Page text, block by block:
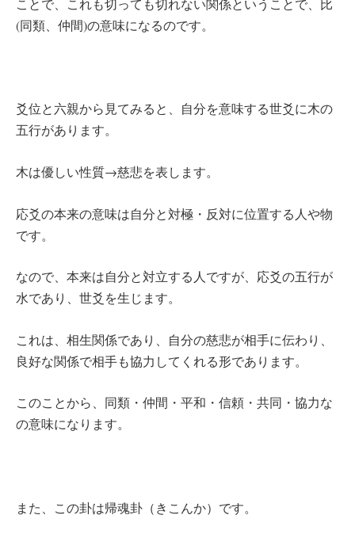
ことで、これも切っても切れない関係ということで、比
(同類、仲間)の意味になるのです。
爻位と六親から見てみると、自分を意味する世爻に木の
五行があります。
木は優しい性質→慈悲を表します。
応爻の本来の意味は自分と対極・反対に位置する人や物
です。
なので、本来は自分と対立する人ですが、応爻の五行が
水であり、世爻を生じます。
これは、相生関係であり、自分の慈悲が相手に伝わり、
良好な関係で相手も協力してくれる形であります。
このことから、同類・仲間・平和・信頼・共同・協力な
の意味になります。
また、この卦は帰魂卦（きこんか）です。